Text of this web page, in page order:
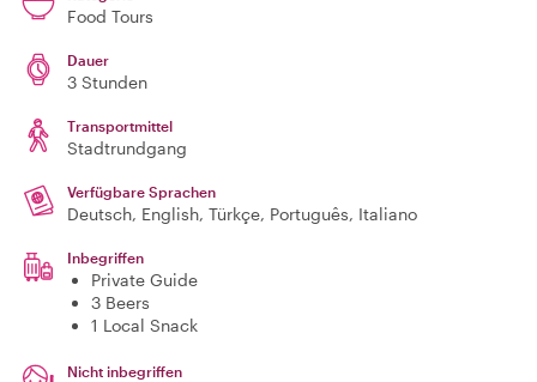
Food Tours
Dauer
3 Stunden
Transportmittel
Stadtrundgang
Verfügbare Sprachen
Deutsch, English, Türkçe, Português, Italiano
Inbegriffen
Private Guide
3 Beers
1 Local Snack
Nicht inbegriffen